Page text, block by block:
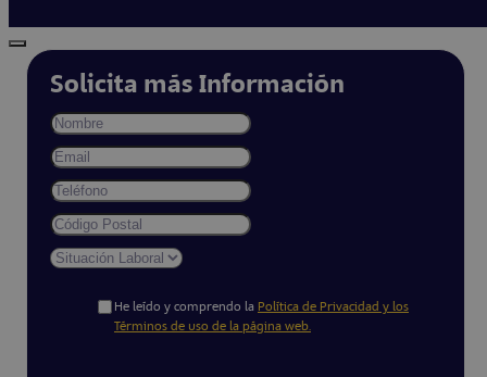
Solicita más Información
He leído y comprendo la Política de Privacidad y los
Términos de uso de la página web.